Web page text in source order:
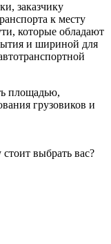
заказчику
к месту
которые обладают
и шириной для
площадью,
грузовиков и
выбрать вас?